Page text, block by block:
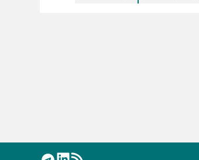
جملات زیبا برای بهترین پدر دنیا